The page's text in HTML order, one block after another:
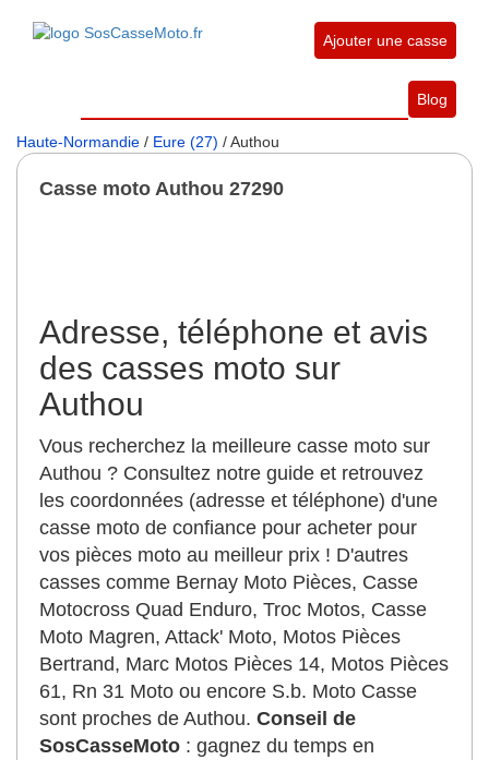
Ajouter une casse
Blog
Haute-Normandie / Eure (27) / Authou
Casse moto Authou 27290
Adresse, téléphone et avis
des casses moto sur
Authou
Vous recherchez la meilleure casse moto sur
Authou ? Consultez notre guide et retrouvez
les coordonnées (adresse et téléphone) d'une
casse moto de confiance pour acheter pour
vos pièces moto au meilleur prix ! D'autres
casses comme Bernay Moto Pièces, Casse
Motocross Quad Enduro, Troc Motos, Casse
Moto Magren, Attack' Moto, Motos Pièces
Bertrand, Marc Motos Pièces 14, Motos Pièces
61, Rn 31 Moto ou encore S.b. Moto Casse
sont proches de Authou. Conseil de
SosCasseMoto : gagnez du temps en